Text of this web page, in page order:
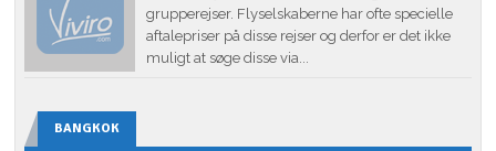
grupperejser. Flyselskaberne har ofte specielle
aftalepriser på disse rejser og derfor er det ikke
muligt at søge disse via...
BANGKOK